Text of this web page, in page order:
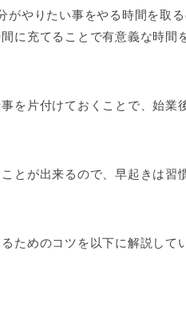
やりたい事をやる時間を取る
に充てることで有意義な時間
を片付けておくことで、始業
とが出来るので、早起きは習
ためのコツを以下に解説して